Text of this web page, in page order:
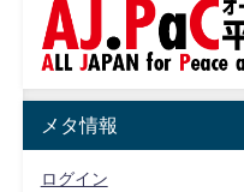
メタ情報
ログイン